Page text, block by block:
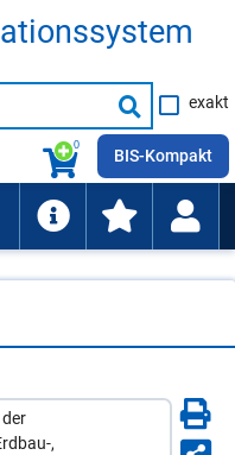
Suche
starten
exakt
0
BIS-Kompakt
,